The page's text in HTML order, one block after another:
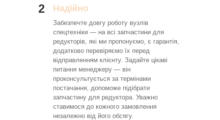
2 Надійно
Забезпечте довгу роботу вузлів
спецтехніки — на всі запчастини для
редукторів, які ми пропонуємо, є гарантія,
додатково перевіряємо їх перед
відправленням клієнту. Задайте цікаві
питання менеджеру — він
проконсультується за термінами
постачання, допоможе підібрати
запчастину для редуктора. Уважно
ставимося до кожного замовлення
незалежно від його обсягу.